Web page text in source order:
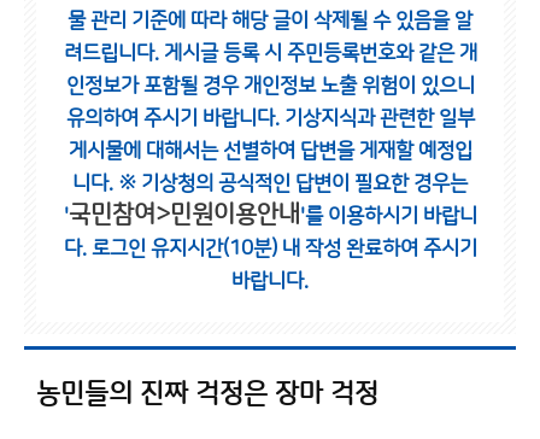
물 관리 기준에 따라 해당 글이 삭제될 수 있음을 알
려드립니다. 게시글 등록 시 주민등록번호와 같은 개
인정보가 포함될 경우 개인정보 노출 위험이 있으니
유의하여 주시기 바랍니다. 기상지식과 관련한 일부
게시물에 대해서는 선별하여 답변을 게재할 예정입
니다. ※ 기상청의 공식적인 답변이 필요한 경우는
'국민참여>민원이용안내 '를 이용하시기 바랍니
다. 로그인 유지시간(10분) 내 작성 완료하여 주시기
바랍니다.
농민들의 진짜 걱정은 장마 걱정